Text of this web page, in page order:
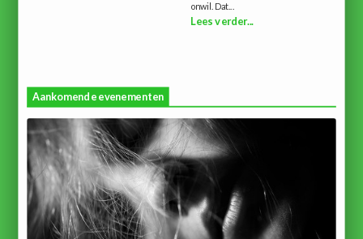
onwil. Dat...
Lees verder...
Aankomende evenementen